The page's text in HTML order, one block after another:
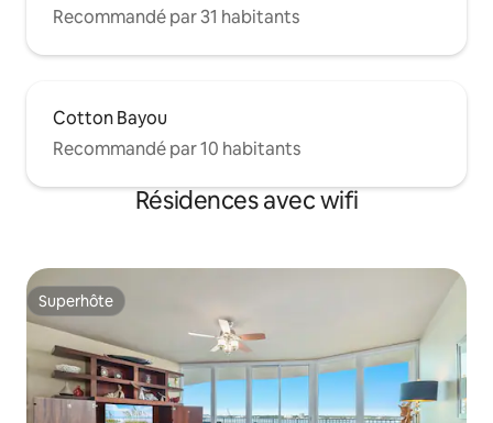
Recommandé par 31 habitants
Cotton Bayou
Recommandé par 10 habitants
Résidences avec wifi
Superhôte
Superhôte